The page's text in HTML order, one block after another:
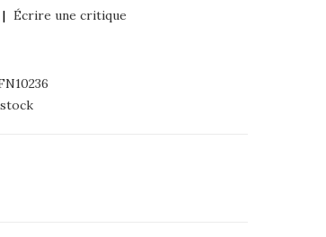
Écrire une critique